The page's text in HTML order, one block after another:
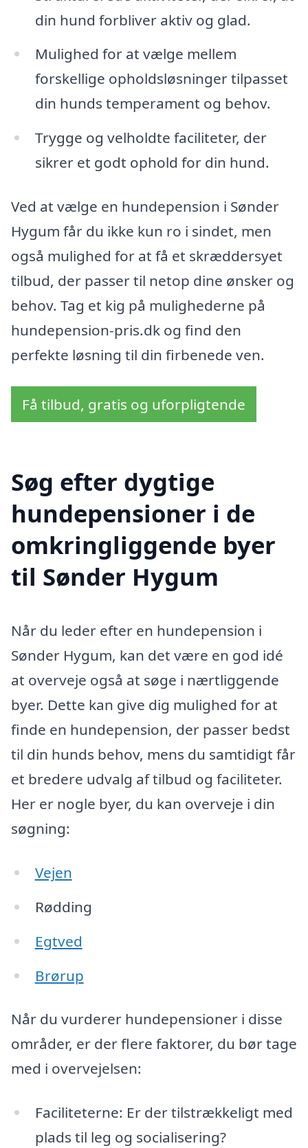
din hund forbliver aktiv og glad.
Mulighed for at vælge mellem
forskellige opholdsløsninger tilpasset
din hunds temperament og behov.
Trygge og velholdte faciliteter, der
sikrer et godt ophold for din hund.
Ved at vælge en hundepension i Sønder
Hygum får du ikke kun ro i sindet, men
også mulighed for at få et skræddersyet
tilbud, der passer til netop dine ønsker og
behov. Tag et kig på mulighederne på
hundepension-pris.dk og find den
perfekte løsning til din firbenede ven.
Få tilbud, gratis og uforpligtende
Søg efter dygtige
hundepensioner i de
omkringliggende byer
til Sønder Hygum
Når du leder efter en hundepension i
Sønder Hygum, kan det være en god idé
at overveje også at søge i nærtliggende
byer. Dette kan give dig mulighed for at
finde en hundepension, der passer bedst
til din hunds behov, mens du samtidigt får
et bredere udvalg af tilbud og faciliteter.
Her er nogle byer, du kan overveje i din
søgning:
Vejen
Rødding
Egtved
Brørup
Når du vurderer hundepensioner i disse
områder, er der flere faktorer, du bør tage
med i overvejelsen:
Faciliteterne: Er der tilstrækkeligt med
plads til leg og socialisering?